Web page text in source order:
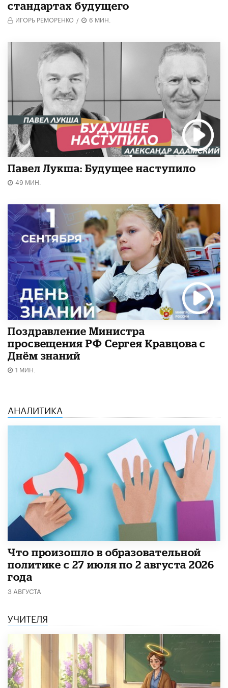
стандартах будущего
ИГОРЬ РЕМОРЕНКО / 6 МИН.
Павел Лукша: Будущее наступило
49 МИН.
Поздравление Министра
просвещения РФ Сергея Кравцова с
Днём знаний
1 МИН.
АНАЛИТИКА
​Что произошло в образовательной
политике с 27 июля по 2 августа 2026
года
3 АВГУСТА
УЧИТЕЛЯ